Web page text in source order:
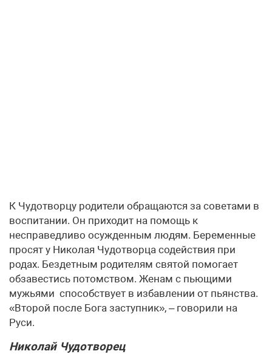
К Чудотворцу родители обращаются за советами в
воспитании. Он приходит на помощь к
несправедливо осужденным людям. Беременные
просят у Николая Чудотворца содействия при
родах. Бездетным родителям святой помогает
обзавестись потомством. Женам с пьющими
мужьями способствует в избавлении от пьянства.
«Второй после Бога заступник», – говорили на
Руси.
Николай Чудотворец